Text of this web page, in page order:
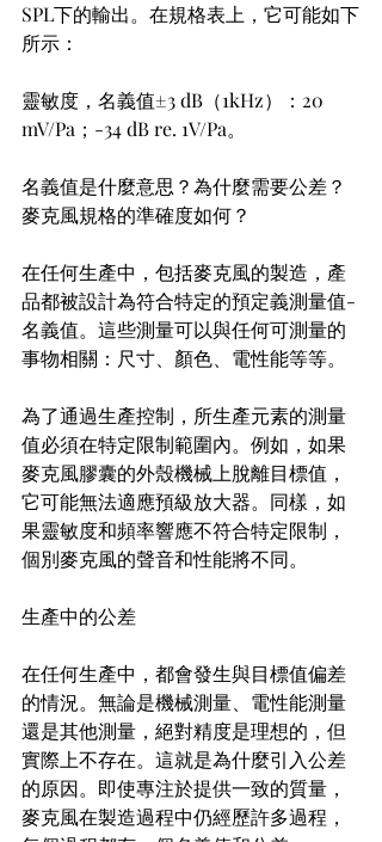
SPL下的輸出。在規格表上，它可能如下
所示：
靈敏度，名義值±3 dB（1kHz）：20
mV/Pa；-34 dB re. 1V/Pa。
名義值是什麼意思？為什麼需要公差？
麥克風規格的準確度如何？
在任何生產中，包括麥克風的製造，產
品都被設計為符合特定的預定義測量值-
名義值。這些測量可以與任何可測量的
事物相關：尺寸、顏色、電性能等等。
為了通過生產控制，所生產元素的測量
值必須在特定限制範圍內。例如，如果
麥克風膠囊的外殼機械上脫離目標值，
它可能無法適應預級放大器。同樣，如
果靈敏度和頻率響應不符合特定限制，
個別麥克風的聲音和性能將不同。
生產中的公差
在任何生產中，都會發生與目標值偏差
的情況。無論是機械測量、電性能測量
還是其他測量，絕對精度是理想的，但
實際上不存在。這就是為什麼引入公差
的原因。即使專注於提供一致的質量，
麥克風在製造過程中仍經歷許多過程，